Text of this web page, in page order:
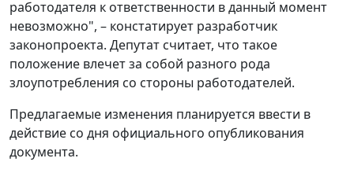
работодателя к ответственности в данный момент
невозможно", – констатирует разработчик
законопроекта. Депутат считает, что такое
положение влечет за собой разного рода
злоупотребления со стороны работодателей.
Предлагаемые изменения планируется ввести в
действие со дня официального опубликования
документа.